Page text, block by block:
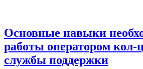
Основные навыки
работы оператором кол-
службы поддержки